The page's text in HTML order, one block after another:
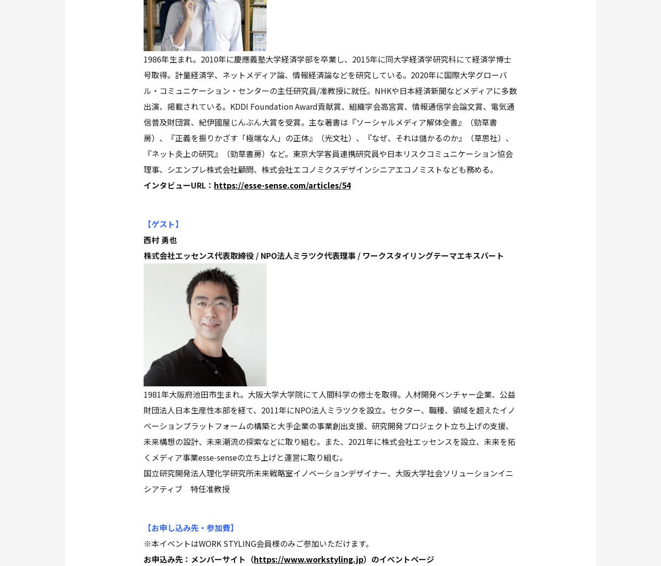
1986年生まれ。2010年に慶應義塾大学経済学部を卒業し、2015年に同大学経済学研究科にて経済学博士
号取得。計量経済学、ネットメディア論、情報経済論などを研究している。2020年に国際大学グローバ
ル・コミュニケーション・センターの主任研究員/准教授に就任。NHKや日本経済新聞などメディアに多数
出演、掲載されている。KDDI Foundation Award貢献賞、組織学会高宮賞、情報通信学会論文賞、電気通
信普及財団賞、紀伊國屋じんぶん大賞を受賞。主な著書は『ソーシャルメディア解体全書』（勁草書
房）、『正義を振りかざす「極端な人」の正体』（光文社）、『なぜ、それは儲かるのか』（草思社）、
『ネット炎上の研究』（勁草書房）など。東京大学客員連携研究員や日本リスクコミュニケーション協会
理事、シエンプレ株式会社顧問、株式会社エコノミクスデザインシニアエコノミストなども務める。
インタビューURL： https://esse-sense.com/articles/54
【ゲスト】
西村 勇也
株式会社エッセンス代表取締役 / NPO法人ミラツク代表理事 / ワークスタイリングテーマエキスパート
1981年大阪府池田市生まれ。大阪大学大学院にて人間科学の修士を取得。人材開発ベンチャー企業、公益
財団法人日本生産性本部を経て、2011年にNPO法人ミラツクを設立。セクター、職種、領域を超えたイノ
ベーションプラットフォームの構築と大手企業の事業創出支援、研究開発プロジェクト立ち上げの支援、
未来構想の設計、未来潮流の探索などに取り組む。また、2021年に株式会社エッセンスを設立、未来を拓
くメディア事業esse-senseの立ち上げと運営に取り組む。
国立研究開発法人理化学研究所未来戦略室イノベーションデザイナー、大阪大学社会ソリューションイニ
シアティブ 特任准教授
【お申し込み先・参加費】
※本イベントはWORK STYLING会員様のみご参加いただけます。
お申込み先：メンバーサイト（https://www.workstyling.jp）のイベントページ